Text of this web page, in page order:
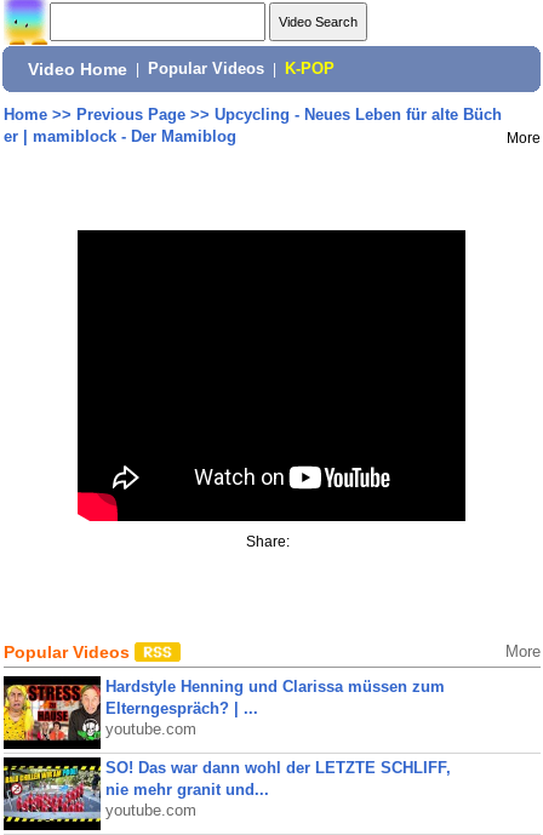
Video Home Popular Videos K-POP
Home>> Previous Page>> Upcycling - Neues Leben für alte Büch
er | mamiblock - Der Mamiblog
More
Share:
Popular Videos More
Hardstyle Henning und Clarissa müssen zum
Elterngespräch? | ...
youtube.com
SO! Das war dann wohl der LETZTE SCHLIFF,
nie mehr granit und...
youtube.com